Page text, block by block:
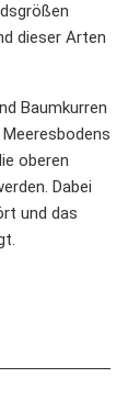
dieser Arten
Baumkurren
oberen
Dabei
und das